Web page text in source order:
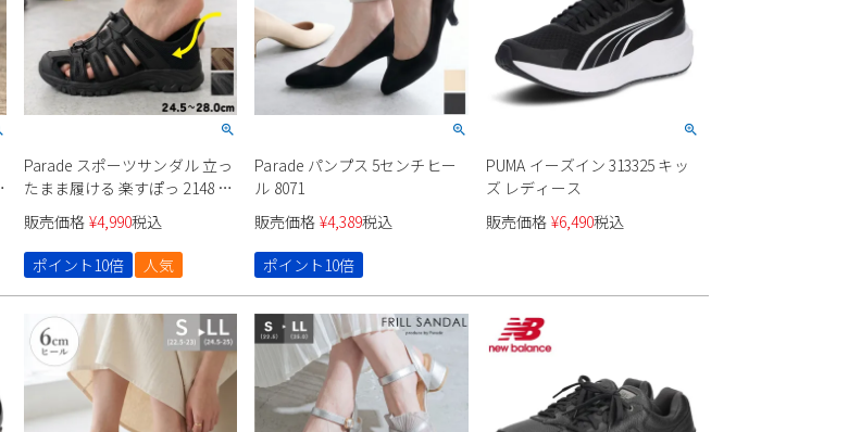
Parade スポーツサンダル 立っ
たまま履ける 楽すぽっ 2148 メ
ンズ
販売価格 ¥4,990税込
ポイント10倍
人気
Parade パンプス 5センチヒー
ル 8071
販売価格 ¥4,389税込
ポイント10倍
PUMA イーズイン 313325 キッ
ズ レディース
販売価格 ¥6,490税込